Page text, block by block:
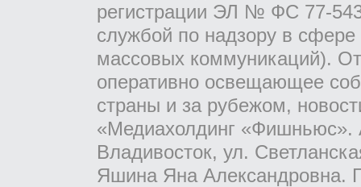
регистрации ЭЛ № ФС 77-
службой по надзору в
массовых коммуникаций).
оперативно освещающее
страны и за рубежом,
«Медиахолдинг «Фишньюс».
Владивосток, ул.
Яшина Яна Александровна.